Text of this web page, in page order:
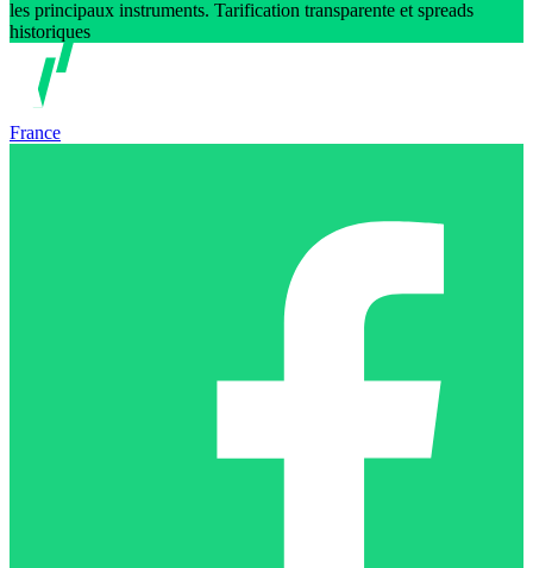
les principaux instruments. Tarification transparente et spreads
historiques
France